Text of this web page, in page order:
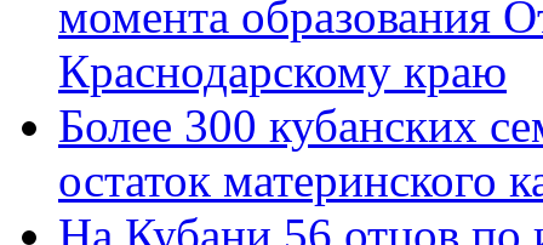
момента образования
Краснодарскому краю
Более 300 кубанских
остаток материнского
На Кубани 56 отцов по